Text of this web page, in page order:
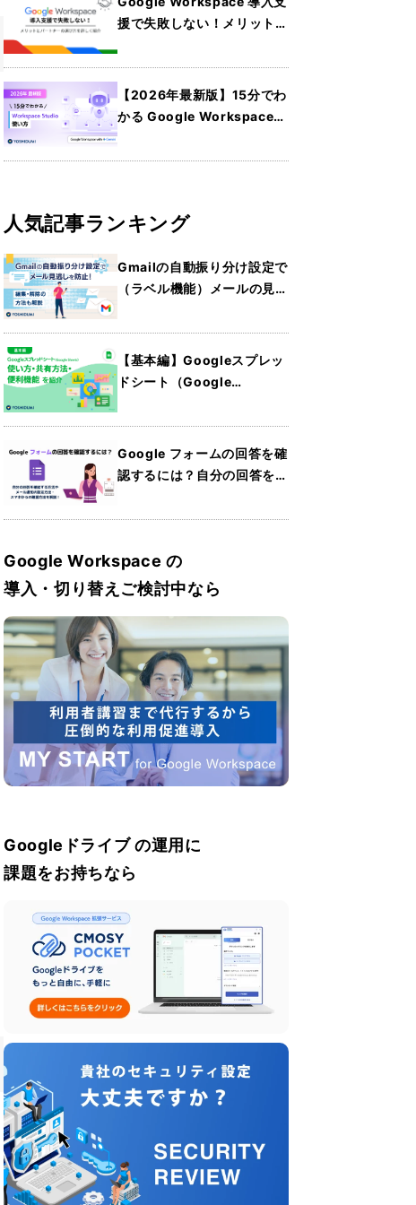
援で失敗しない！メリットと
紹介
【2026年最新版】15分でわ
かる Google Workspace
人気記事ランキング
Gmailの自動振り分け設定で
（ラベル機能）メールの見逃
も解説
【基本編】Googleスプレッ
ドシート（Google
法・便利機能を紹介
Google フォームの回答を確
認するには？自分の回答を確
定方法・スマホからの確認方
Google Workspace の
導入・切り替えご検討中なら
Googleドライブ の運用に
課題をお持ちなら